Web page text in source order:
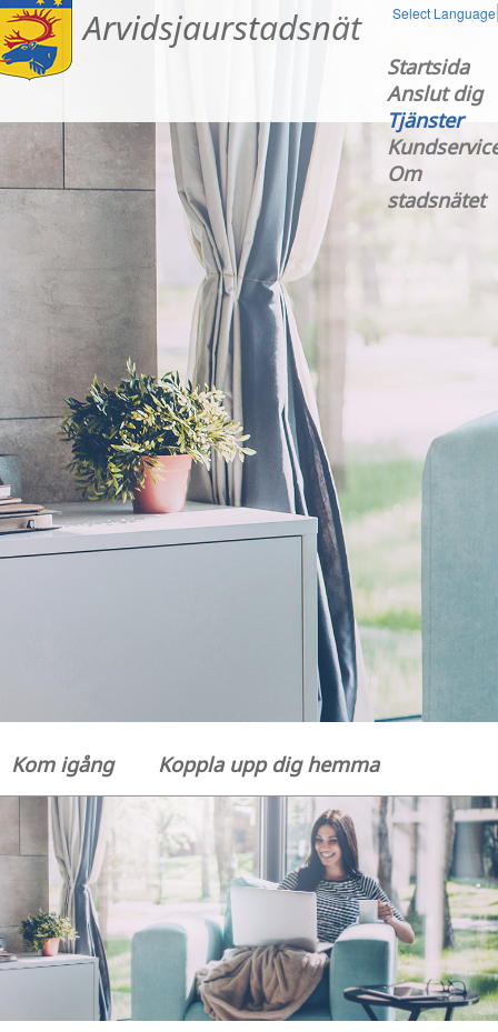
Startsida
Anslut dig
Tjänster
Om
stadsnätet
Select Language
Kom igång Koppla upp dig hemma